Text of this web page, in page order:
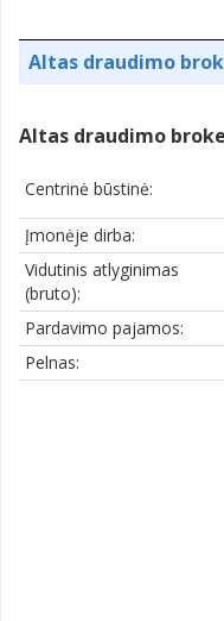
Altas draudimo
Altas draudimo
Centrinė būstinė:
Įmonėje dirba:
Vidutinis atlyginimas
(bruto):
Pardavimo pajamos:
Pelnas: